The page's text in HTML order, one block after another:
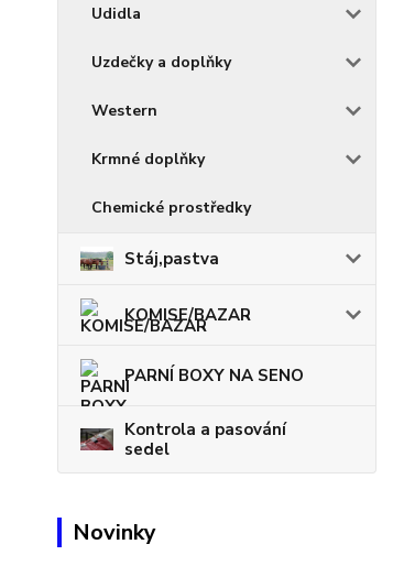
Udidla
Uzdečky a doplňky
Western
Krmné doplňky
Chemické prostředky
Stáj,pastva
KOMISE/BAZAR
PARNÍ BOXY NA SENO
Kontrola a pasování
sedel
Novinky